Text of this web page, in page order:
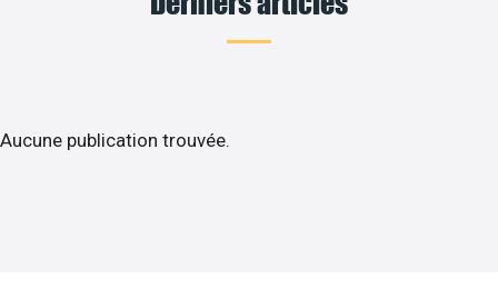
Aucune publication trouvée.